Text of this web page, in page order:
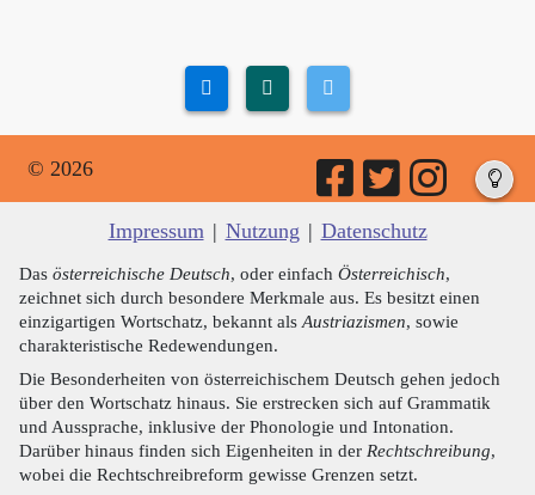
© 2026
Impressum | Nutzung | Datenschutz
Das österreichische Deutsch, oder einfach Österreichisch,
zeichnet sich durch besondere Merkmale aus. Es besitzt einen
einzigartigen Wortschatz, bekannt als Austriazismen, sowie
charakteristische Redewendungen.
Die Besonderheiten von österreichischem Deutsch gehen jedoch
über den Wortschatz hinaus. Sie erstrecken sich auf Grammatik
und Aussprache, inklusive der Phonologie und Intonation.
Darüber hinaus finden sich Eigenheiten in der Rechtschreibung,
wobei die Rechtschreibreform gewisse Grenzen setzt.